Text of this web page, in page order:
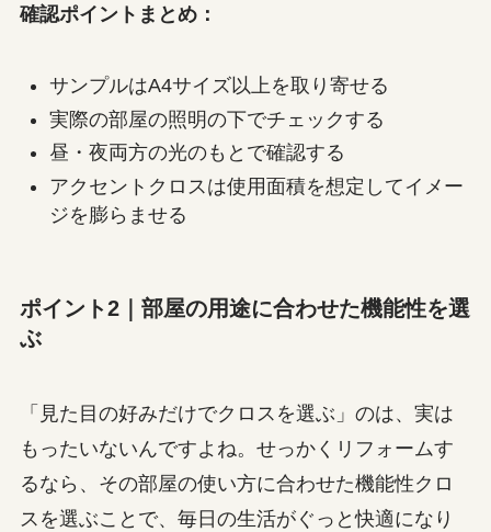
確認ポイントまとめ：
サンプルはA4サイズ以上を取り寄せる
実際の部屋の照明の下でチェックする
昼・夜両方の光のもとで確認する
アクセントクロスは使用面積を想定してイメー
ジを膨らませる
ポイント2｜部屋の用途に合わせた機能性を選
ぶ
「見た目の好みだけでクロスを選ぶ」のは、実は
もったいないんですよね。せっかくリフォームす
るなら、その部屋の使い方に合わせた機能性クロ
スを選ぶことで、毎日の生活がぐっと快適になり